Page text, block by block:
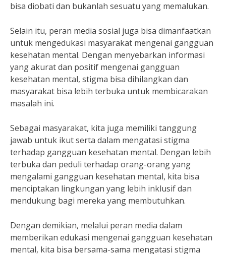
bisa diobati dan bukanlah sesuatu yang memalukan.
Selain itu, peran media sosial juga bisa dimanfaatkan
untuk mengedukasi masyarakat mengenai gangguan
kesehatan mental. Dengan menyebarkan informasi
yang akurat dan positif mengenai gangguan
kesehatan mental, stigma bisa dihilangkan dan
masyarakat bisa lebih terbuka untuk membicarakan
masalah ini.
Sebagai masyarakat, kita juga memiliki tanggung
jawab untuk ikut serta dalam mengatasi stigma
terhadap gangguan kesehatan mental. Dengan lebih
terbuka dan peduli terhadap orang-orang yang
mengalami gangguan kesehatan mental, kita bisa
menciptakan lingkungan yang lebih inklusif dan
mendukung bagi mereka yang membutuhkan.
Dengan demikian, melalui peran media dalam
memberikan edukasi mengenai gangguan kesehatan
mental, kita bisa bersama-sama mengatasi stigma